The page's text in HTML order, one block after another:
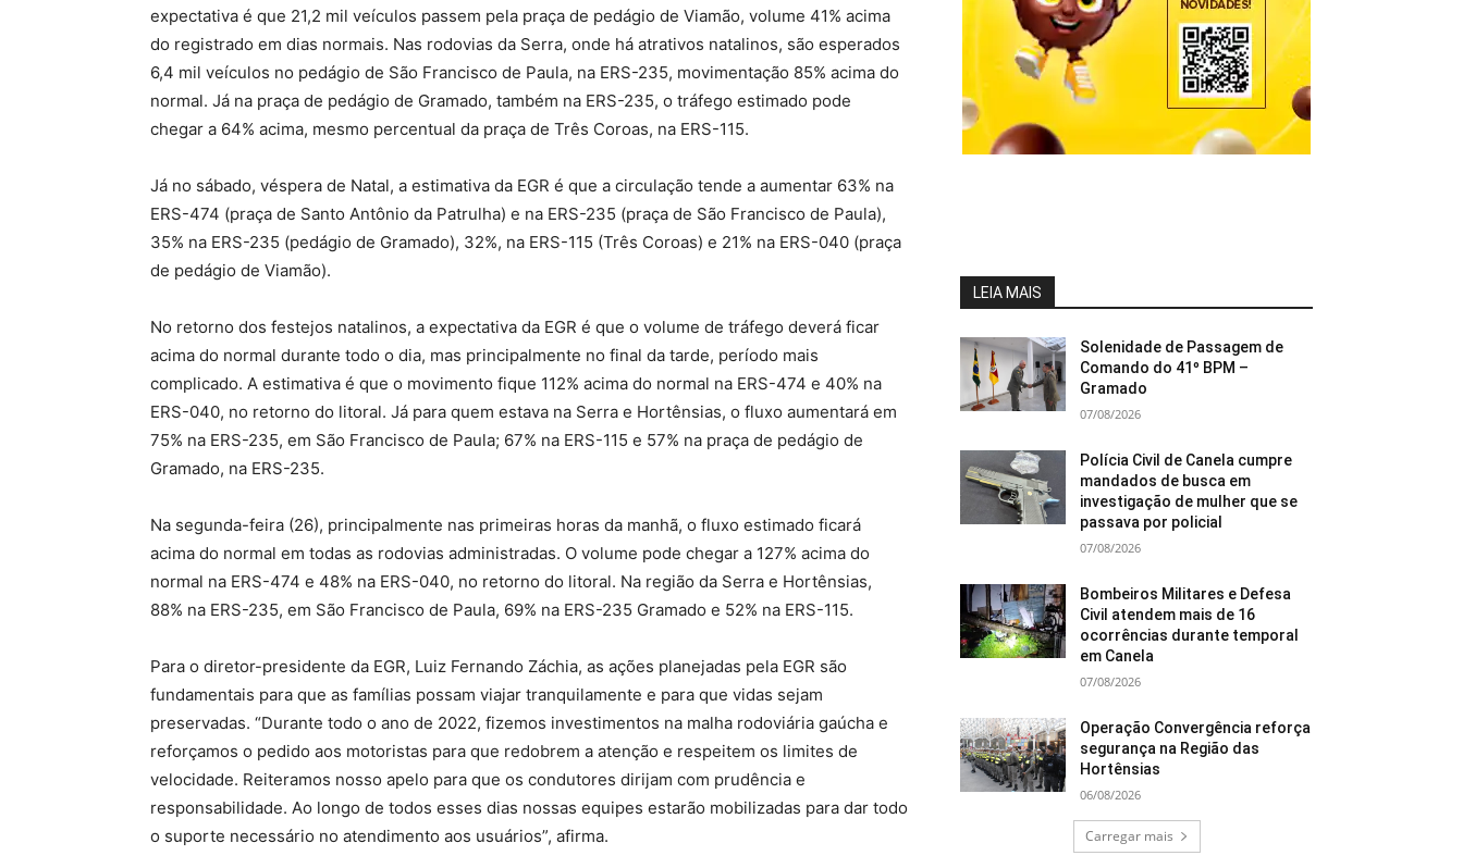
expectativa é que 21,2 mil veículos passem pela praça de pedágio de Viamão, volume 41% acima
do registrado em dias normais. Nas rodovias da Serra, onde há atrativos natalinos, são esperados
6,4 mil veículos no pedágio de São Francisco de Paula, na ERS-235, movimentação 85% acima do
normal. Já na praça de pedágio de Gramado, também na ERS-235, o tráfego estimado pode
chegar a 64% acima, mesmo percentual da praça de Três Coroas, na ERS-115.
Já no sábado, véspera de Natal, a estimativa da EGR é que a circulação tende a aumentar 63% na
ERS-474 (praça de Santo Antônio da Patrulha) e na ERS-235 (praça de São Francisco de Paula),
35% na ERS-235 (pedágio de Gramado), 32%, na ERS-115 (Três Coroas) e 21% na ERS-040 (praça
de pedágio de Viamão).
No retorno dos festejos natalinos, a expectativa da EGR é que o volume de tráfego deverá ficar
acima do normal durante todo o dia, mas principalmente no final da tarde, período mais
complicado. A estimativa é que o movimento fique 112% acima do normal na ERS-474 e 40% na
ERS-040, no retorno do litoral. Já para quem estava na Serra e Hortênsias, o fluxo aumentará em
75% na ERS-235, em São Francisco de Paula; 67% na ERS-115 e 57% na praça de pedágio de
Gramado, na ERS-235.
Na segunda-feira (26), principalmente nas primeiras horas da manhã, o fluxo estimado ficará
acima do normal em todas as rodovias administradas. O volume pode chegar a 127% acima do
normal na ERS-474 e 48% na ERS-040, no retorno do litoral. Na região da Serra e Hortênsias,
88% na ERS-235, em São Francisco de Paula, 69% na ERS-235 Gramado e 52% na ERS-115.
Para o diretor-presidente da EGR, Luiz Fernando Záchia, as ações planejadas pela EGR são
fundamentais para que as famílias possam viajar tranquilamente e para que vidas sejam
preservadas. “Durante todo o ano de 2022, fizemos investimentos na malha rodoviária gaúcha e
reforçamos o pedido aos motoristas para que redobrem a atenção e respeitem os limites de
velocidade. Reiteramos nosso apelo para que os condutores dirijam com prudência e
responsabilidade. Ao longo de todos esses dias nossas equipes estarão mobilizadas para dar todo
o suporte necessário no atendimento aos usuários”, afirma.
LEIA MAIS
Solenidade de Passagem de
Comando do 41º BPM –
Gramado
07/08/2026
Polícia Civil de Canela cumpre
mandados de busca em
investigação de mulher que se
passava por policial
07/08/2026
Bombeiros Militares e Defesa
Civil atendem mais de 16
ocorrências durante temporal
em Canela
07/08/2026
Operação Convergência reforça
segurança na Região das
Hortênsias
06/08/2026
Carregar mais